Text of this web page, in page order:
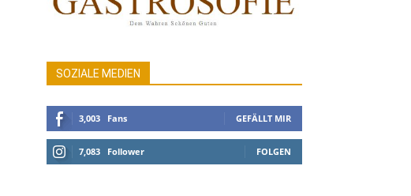
SOZIALE MEDIEN
3,003 Fans GEFÄLLT MIR
7,083 Follower FOLGEN